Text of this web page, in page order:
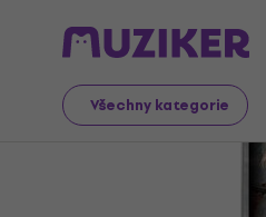
Všechny kategorie
Merch Hudební Merch